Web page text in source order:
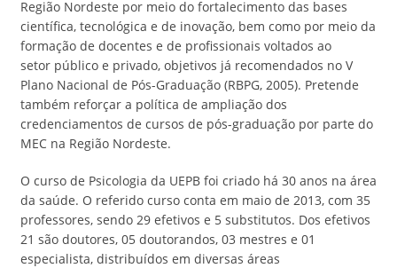
Região Nordeste por meio do fortalecimento das bases
científica, tecnológica e de inovação, bem como por meio da
formação de docentes e de profissionais voltados ao
setor público e privado, objetivos já recomendados no V
Plano Nacional de Pós-Graduação (RBPG, 2005). Pretende
também reforçar a política de ampliação dos
credenciamentos de cursos de pós-graduação por parte do
MEC na Região Nordeste.
O curso de Psicologia da UEPB foi criado há 30 anos na área
da saúde. O referido curso conta em maio de 2013, com 35
professores, sendo 29 efetivos e 5 substitutos. Dos efetivos
21 são doutores, 05 doutorandos, 03 mestres e 01
especialista, distribuídos em diversas áreas